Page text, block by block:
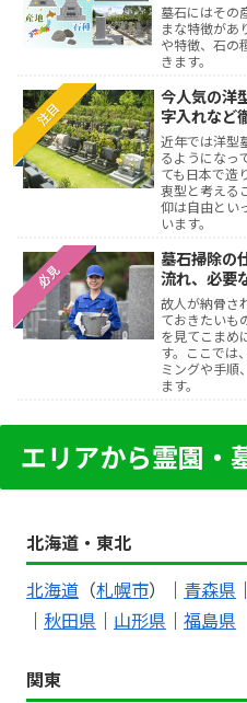
墓石にはその
まな特徴があ
や特徴、石の
きます。
注目
今人気の洋
字入れなど
近年では洋型
るようになっ
ても日本で造
衷型と考える
仰は自由とい
います。
必見
墓石掃除の
流れ、必要
故人が納骨さ
ておきたいも
を見てこまめ
す。ここでは
ミングや手順
ます。
エリアから霊園・
北海道・東北
北海道 （札幌市）｜ 青森県 ｜
｜ 秋田県 ｜ 山形県 ｜ 福島県
関東